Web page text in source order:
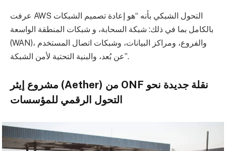
عرفت AWS التحول الشبكي بأنه “هو إعادة تصميم الشبكات
بالكامل بما في ذلك: شبكة السحابة، و شبكات المنطقة الواسعة
(WAN)، والفروع، ومراكز البيانات، وشبكات اتصال المستخدم
عن بُعد، والبنية التحتية لأمن الشبكة”.
مشروع إيثر (Aether) من ONF نقلة جديدة نحو
التحول الرقمي للمؤسسات